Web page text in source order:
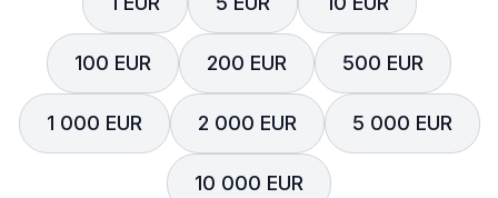
100 EUR 200 EUR 500 EUR
1 000 EUR 2 000 EUR 5 000 EUR
10 000 EUR